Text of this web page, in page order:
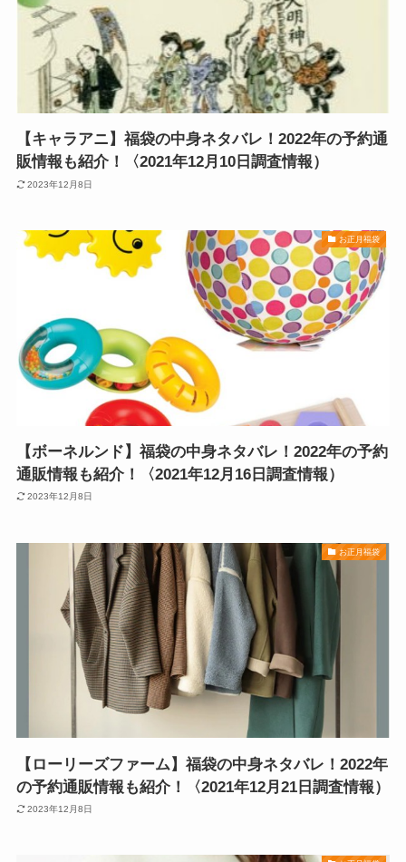
【キャラアニ】福袋の中身ネタバレ！2022年の予約通
販情報も紹介！〈2021年12月10日調査情報）
2023年12月8日
お正月福袋
【ボーネルンド】福袋の中身ネタバレ！2022年の予約
通販情報も紹介！〈2021年12月16日調査情報）
2023年12月8日
お正月福袋
【ローリーズファーム】福袋の中身ネタバレ！2022年
の予約通販情報も紹介！〈2021年12月21日調査情報）
2023年12月8日